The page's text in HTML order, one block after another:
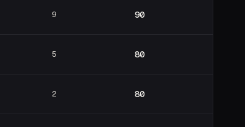
9 90
5 80
2 80